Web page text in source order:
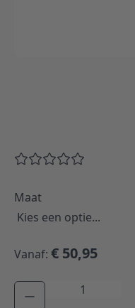
Maat
Vanaf: € 50,95
Aantal